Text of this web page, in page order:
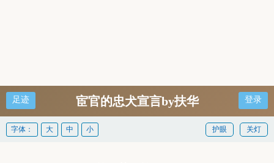
足迹 宦官的忠犬宣言by扶华 登录
关灯
护眼
字体： 大 中 小